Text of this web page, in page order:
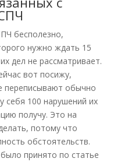
бесполезно,
нужно ждать 15
дел не рассматривает.
вот посижу,
переписывают обычно
себя 100 нарушений их
получу. Это на
потому что
обстоятельств.
принято по статье